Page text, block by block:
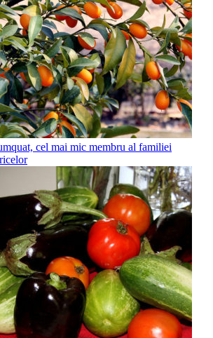
cel mai mic membru al familiei